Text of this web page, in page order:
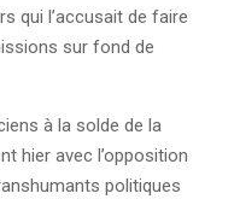
qui l’accusait de faire
sur fond de
à la solde de la
hier avec l’opposition
politiques